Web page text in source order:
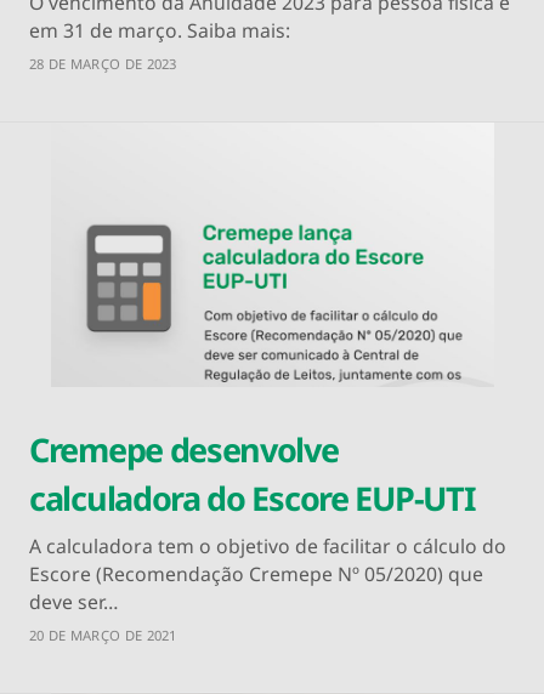
em 31 de março. Saiba mais:
28 DE MARÇO DE 2023
Cremepe desenvolve
calculadora do Escore EUP-UTI
A calculadora tem o objetivo de facilitar o cálculo do
Escore (Recomendação Cremepe Nº 05/2020) que
deve ser…
20 DE MARÇO DE 2021